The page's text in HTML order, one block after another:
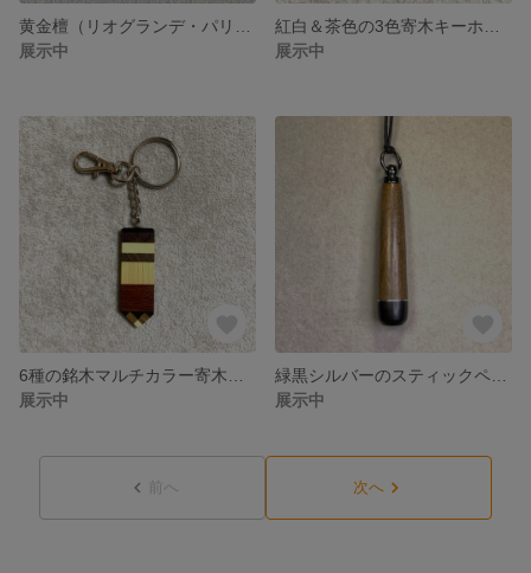
展示中
展示中
展示中
展示中
前へ 次へ